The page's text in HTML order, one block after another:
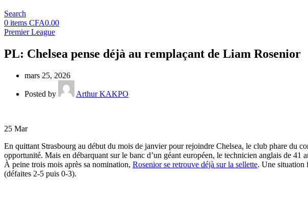
Search
0 items CFA0.00
Premier League
PL: Chelsea pense déjà au remplaçant de Liam Rosenior
mars 25, 2026
Posted by Arthur KAKPO
25 Mar
En quittant Strasbourg au début du mois de janvier pour rejoindre Chelsea, le club phare du
opportunité. Mais en débarquant sur le banc d’un géant européen, le technicien anglais de
À peine trois mois après sa nomination, Rosenior se retrouve déjà sur la sellette. Une situation
(défaites 2-5 puis 0-3).